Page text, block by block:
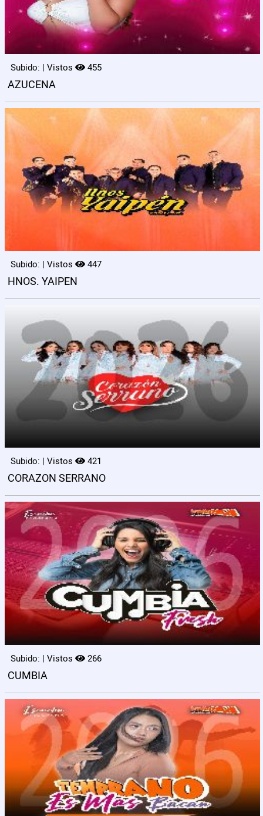
Subido: | Vistos 455
AZUCENA
Subido: | Vistos 447
HNOS. YAIPEN
Subido: | Vistos 421
CORAZON SERRANO
Subido: | Vistos 266
CUMBIA